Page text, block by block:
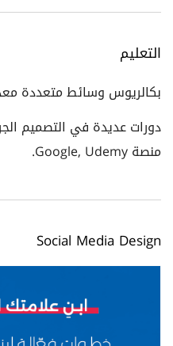
التعليم
بكالريوس وسائط متعددة
دورات عديدة في التصميم
منصة Google, Udemy.
Social Media Design